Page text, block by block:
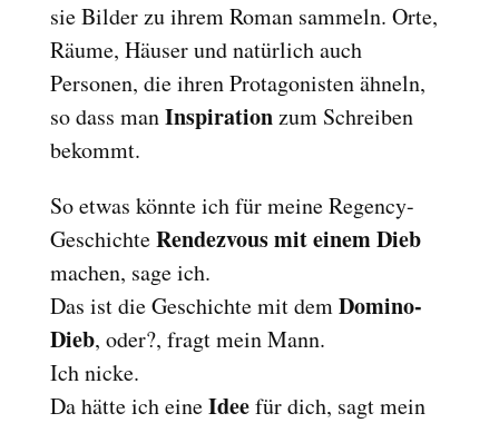
sie Bilder zu ihrem Roman sammeln. Orte,
Räume, Häuser und natürlich auch
Personen, die ihren Protagonisten ähneln,
so dass manInspirationzum Schreiben
bekommt.
So etwas könnte ich für meine Regency-
GeschichteRendezvous mit einem Dieb
machen, sage ich.
Das ist die Geschichte mit demDomino-
Dieb, oder?, fragt mein Mann.
Ich nicke.
Da hätte ich eineIdeefür dich, sagt mein
Reset
all
options